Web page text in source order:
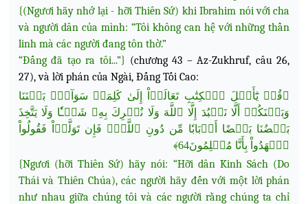
{(Ngươi hãy nhớ lại - hỡi Thiên Sứ) khi Ibrahim nói với cha
và người dân của mình: “Tôi không can hệ với những thần
linh mà các người đang tôn thờ.”
“Đấng đã tạo ra tôi...”} (chương 43 – Az-Zukhruf, câu 26,
27), và lời phán của Ngài, Đấng Tối Cao:
﴿قُلۡ يَٰٓأَهۡلَ ٱلۡكِتَٰبِ تَعَالَوۡاْ إِلَىٰ كَلِمَةٖ سَوَآءِۭ بَيۡنَنَا
وَبَيۡنَكُمۡ أَلَّا نَعۡبُدَ إِلَّا ٱللَّهَ وَلَا نُشۡرِكَ بِهِۦ شَيۡـٔٗا وَلَا يَتَّخِذَ
بَعۡضُنَا بَعۡضًا أَرۡبَابٗا مِّن دُونِ ٱللَّهِۚ فَإِن تَوَلَّوۡاْ فَقُولُواْ
ٱشۡهَدُواْ بِأَنَّا مُسۡلِمُونَ64﴾
{Ngươi (hỡi Thiên Sứ) hãy nói: “Hỡi dân Kinh Sách (Do
Thái và Thiên Chúa), các người hãy đến với một lời phán
như nhau giữa chúng tôi và các người rằng chúng ta chỉ